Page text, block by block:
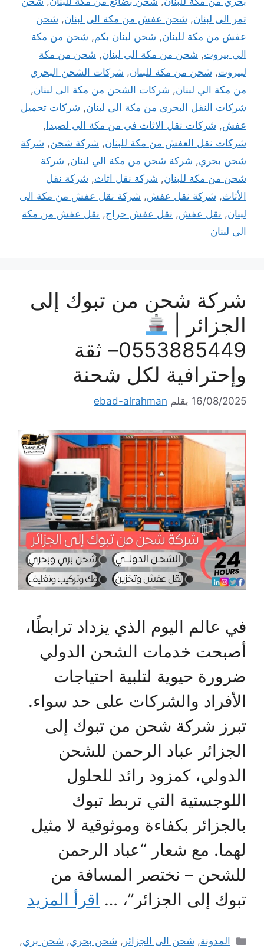
تمر الى لبنان, شحن عفش من مكة الى لبنان, شحن
عفش من مكة للبنان, شحن لبنان بكم, شحن من مكة
الى بيروت, شحن من مكة الى لبنان, شحن من مكة
لبيروت, شحن من مكة للبنان, شركات الشحن البحري
من مكة الي لبنان, شركات الشحن من مكة الى لبنان,
شركات النقل البحرى من مكة الى لبنان, شركات تحميل
عفش, شركات نقل الاثاث في من مكة الى لصيدا ,
شركات نقل العفش من مكة للبنان, شركة شحن, شركة
شحن بحري, شركة شحن من مكة الي لبنان, شركة
شحن من مكة للبنان, شركة نقل اثاث, شركة نقل
الأثاث, شركة نقل عفش, شركة نقل عفش من مكة الى
لبنان, نقل عفش, نقل عفش حراج, نقل عفش من مكة
الى لبنان
شركة شحن من تبوك إلى
الجزائر |
0553885449– ثقة
وإحترافية لكل شحنة
16/08/2025 بقلم ebad-alrahman
في عالم اليوم الذي يزداد ترابطًا،
أصبحت خدمات الشحن الدولي
ضرورة حيوية لتلبية احتياجات
الأفراد والشركات على حد سواء.
تبرز شركة شحن من تبوك إلى
الجزائر عباد الرحمن للشحن
الدولي، كمزود رائد للحلول
اللوجستية التي تربط تبوك
بالجزائر بكفاءة وموثوقية لا مثيل
لهما. مع شعار “عباد الرحمن
للشحن – نختصر المسافة من
تبوك إلى الجزائر”، … اقرأ المزيد
التصنيفات
المدونة, شحن الى الجزائر , شحن بحري, شحن بري,